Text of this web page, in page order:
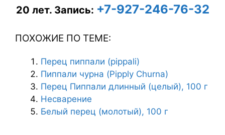
20 лет. Запись: +7-927-246-76-32
ПОХОЖИЕ ПО ТЕМЕ:
Перец пиппали (pippali)
Пиппали чурна (Pipply Churna)
Перец Пиппали длинный (целый), 100 г
Несварение
Белый перец (молотый), 100 г